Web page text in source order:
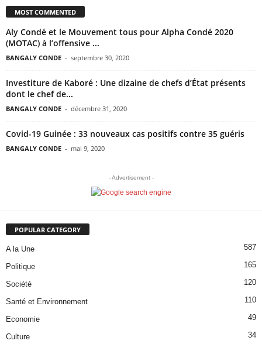
MOST COMMENTED
Aly Condé et le Mouvement tous pour Alpha Condé 2020
(MOTAC) à l’offensive ...
BANGALY CONDE - septembre 30, 2020
Investiture de Kaboré : Une dizaine de chefs d’État présents
dont le chef de...
BANGALY CONDE - décembre 31, 2020
Covid-19 Guinée : 33 nouveaux cas positifs contre 35 guéris
BANGALY CONDE - mai 9, 2020
- Advertisement -
POPULAR CATEGORY
A la Une 587
Politique 165
Société 120
Santé et Environnement 110
Economie 49
Culture 34